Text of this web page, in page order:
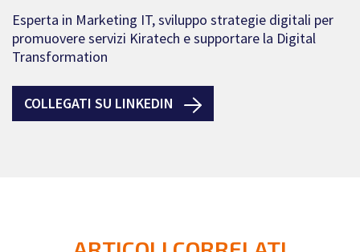
Esperta in Marketing IT, sviluppo strategie digitali per
promuovere servizi Kiratech e supportare la Digital
Transformation
COLLEGATI SU LINKEDIN